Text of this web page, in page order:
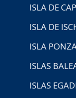
ISLA DE
ISLA DE
ISLA
ISLAS
ISLAS